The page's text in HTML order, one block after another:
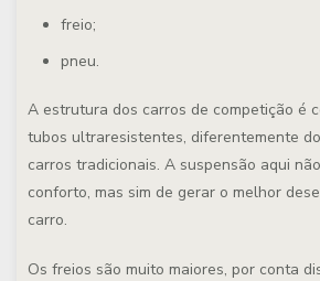
freio;
pneu.
A estrutura dos carros de competição é
tubos ultraresistentes, diferentemente
carros tradicionais. A suspensão aqui
conforto, mas sim de gerar o melhor
carro.
Os freios são muito maiores, por conta